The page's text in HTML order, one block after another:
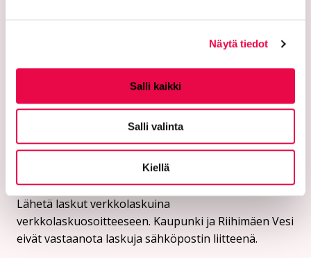
Näytä tiedot
Salli kaikki
Salli valinta
Kiellä
Sähköpostiosoitteet:
Turvasähköpostiosoite:
Ethän lähetä henkilötietoja tai arkaluonteisia
asiakastietoja suojaamattomassa sähköpostissa.
Kaupungin verkkosivuilta löytyy ohjeet
turvasähköpostin lähettämiseen.
Verkkolaskutusosoitteet:
Lähetä laskut verkkolaskuina
verkkolaskuosoitteeseen. Kaupunki ja Riihimäen Vesi
eivät vastaanota laskuja sähköpostin liitteenä.